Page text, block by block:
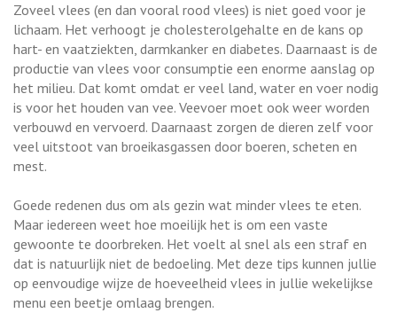
Zoveel vlees (en dan vooral rood vlees) is niet goed voor je
lichaam. Het verhoogt je cholesterolgehalte en de kans op
hart- en vaatziekten, darmkanker en diabetes. Daarnaast is de
productie van vlees voor consumptie een enorme aanslag op
het milieu. Dat komt omdat er veel land, water en voer nodig
is voor het houden van vee. Veevoer moet ook weer worden
verbouwd en vervoerd. Daarnaast zorgen de dieren zelf voor
veel uitstoot van broeikasgassen door boeren, scheten en
mest.
Goede redenen dus om als gezin wat minder vlees te eten.
Maar iedereen weet hoe moeilijk het is om een vaste
gewoonte te doorbreken. Het voelt al snel als een straf en
dat is natuurlijk niet de bedoeling. Met deze tips kunnen jullie
op eenvoudige wijze de hoeveelheid vlees in jullie wekelijkse
menu een beetje omlaag brengen.